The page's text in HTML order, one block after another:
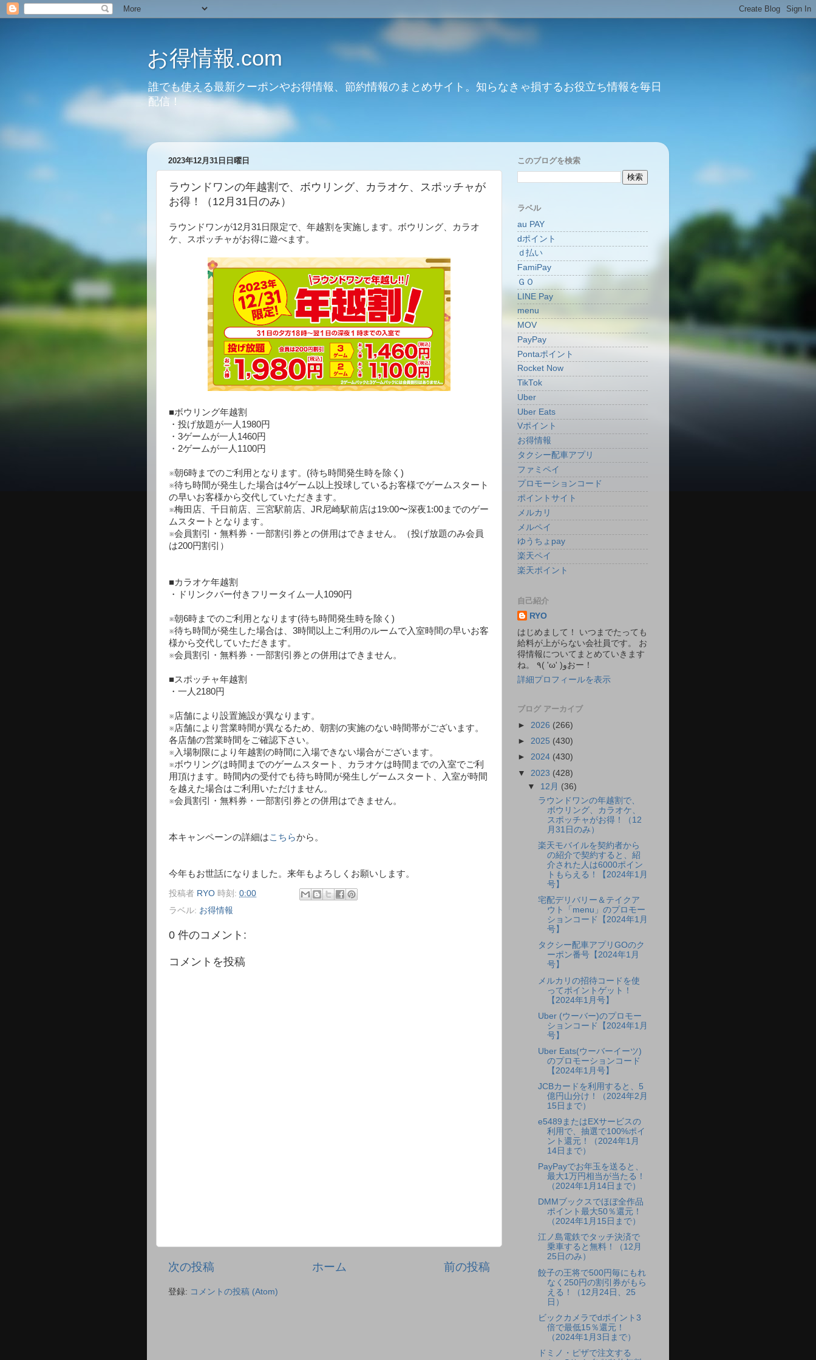
お得情報.com
誰でも使える最新クーポンやお得情報、節約情報のまとめサイト。知らなきゃ損するお役立ち情報を毎日
配信！
2023年12月31日日曜日
ラウンドワンの年越割で、ボウリング、カラオケ、スポッチャが
お得！（12月31日のみ）
ラウンドワンが12月31日限定で、年越割を実施します。ボウリング、カラオ
ケ、スポッチャがお得に遊べます。
■ボウリング年越割
・投げ放題が一人1980円
・3ゲームが一人1460円
・2ゲームが一人1100円
※朝6時までのご利用となります。(待ち時間発生時を除く)
※待ち時間が発生した場合は4ゲーム以上投球しているお客様でゲームスタート
の早いお客様から交代していただきます。
※梅田店、千日前店、三宮駅前店、JR尼崎駅前店は19:00〜深夜1:00までのゲー
ムスタートとなります。
※会員割引・無料券・一部割引券との併用はできません。（投げ放題のみ会員
は200円割引）
■カラオケ年越割
・ドリンクバー付きフリータイム一人1090円
※朝6時までのご利用となります(待ち時間発生時を除く)
※待ち時間が発生した場合は、3時間以上ご利用のルームで入室時間の早いお客
様から交代していただきます。
※会員割引・無料券・一部割引券との併用はできません。
■スポッチャ年越割
・一人2180円
※店舗により設置施設が異なります。
※店舗により営業時間が異なるため、朝割の実施のない時間帯がございます。
各店舗の営業時間をご確認下さい。
※入場制限により年越割の時間に入場できない場合がございます。
※ボウリングは時間までのゲームスタート、カラオケは時間までの入室でご利
用頂けます。時間内の受付でも待ち時間が発生しゲームスタート、入室が時間
を越えた場合はご利用いただけません。
※会員割引・無料券・一部割引券との併用はできません。
本キャンペーンの詳細はこちらから。
今年もお世話になりました。来年もよろしくお願いします。
投稿者 RYO 時刻: 0:00
ラベル: お得情報
0 件のコメント:
コメントを投稿
次の投稿 前の投稿
ホーム
登録: コメントの投稿 (Atom)
このブログを検索
ラベル
au PAY
dポイント
ｄ払い
FamiPay
ＧＯ
LINE Pay
menu
MOV
PayPay
Pontaポイント
Rocket Now
TikTok
Uber
Uber Eats
Vポイント
お得情報
タクシー配車アプリ
ファミペイ
プロモーションコード
ポイントサイト
メルカリ
メルペイ
ゆうちょpay
楽天ペイ
楽天ポイント
自己紹介
RYO
はじめまして！ いつまでたっても
給料が上がらない会社員です。 お
得情報についてまとめていきます
ね。 ٩( 'ω' )وおー！
詳細プロフィールを表示
ブログ アーカイブ
► 2026 (266)
► 2025 (430)
► 2024 (430)
▼ 2023 (428)
▼ 12月 (36)
ラウンドワンの年越割で、
ボウリング、カラオケ、
スポッチャがお得！（12
月31日のみ）
楽天モバイルを契約者から
の紹介で契約すると、紹
介された人は6000ポイン
トもらえる！【2024年1月
号】
宅配デリバリー＆テイクア
ウト「menu」のプロモー
ションコード【2024年1月
号】
タクシー配車アプリGOのク
ーポン番号【2024年1月
号】
メルカリの招待コードを使
ってポイントゲット！
【2024年1月号】
Uber (ウーバー)のプロモー
ションコード【2024年1月
号】
Uber Eats(ウーバーイーツ)
のプロモーションコード
【2024年1月号】
JCBカードを利用すると、5
億円山分け！（2024年2月
15日まで）
e5489またはEXサービスの
利用で、抽選で100%ポイ
ント還元！（2024年1月
14日まで）
PayPayでお年玉を送ると、
最大1万円相当が当たる！
（2024年1月14日まで）
DMMブックスでほぼ全作品
ポイント最大50％還元！
（2024年1月15日まで）
江ノ島電鉄でタッチ決済で
乗車すると無料！（12月
25日のみ）
餃子の王将で500円毎にもれ
なく250円の割引券がもら
える！（12月24日、25
日）
ビックカメラでdポイント3
倍で最低15％還元！
（2024年1月3日まで）
ドミノ・ピザで注文する